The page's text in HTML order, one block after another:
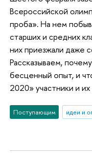
Всероссийской
проба». На нем
старших и средних
них приезжали даже
Рассказываем,
бесценный опыт, и
2020» участники и
Поступающим идеи и